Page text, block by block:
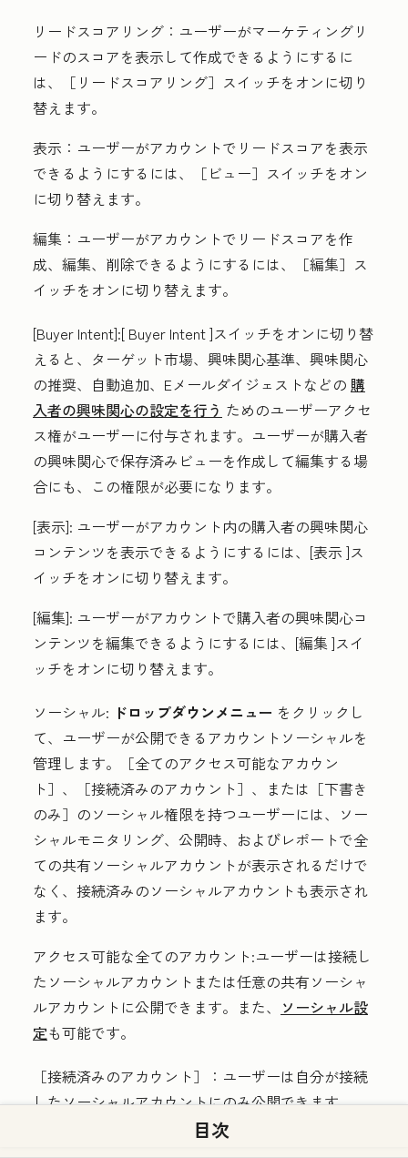
リードスコアリング ：ユーザーがマーケティングリ
ードのスコアを表示して作成できるようにするに
は、［リードスコアリング］ スイッチをオンに切り
替えます。
表示 ：ユーザーがアカウントでリードスコアを表示
できるようにするには、［ビュー］ スイッチをオン
に切り替えます。
編集 ：ユーザーがアカウントでリードスコアを作
成、編集、削除できるようにするには、［編集］ ス
イッチをオンに切り替えます。
[Buyer Intent]:[ Buyer Intent]スイッチをオンに切り替
えると、ターゲット市場、興味関心基準、興味関心
の推奨、自動追加、Eメールダイジェストなどの 購
入者の興味関心の設定を行う ためのユーザーアクセ
ス権がユーザーに付与されます。ユーザーが購入者
の興味関心で保存済みビューを作成して編集する場
合にも、この権限が必要になります。
[表示]: ユーザーがアカウント内の購入者の興味関心
コンテンツを表示できるようにするには、[表示 ]ス
イッチをオンに切り替えます。
[編集]: ユーザーがアカウントで購入者の興味関心コ
ンテンツを編集できるようにするには、[編集]スイ
ッチをオンに切り替えます。
ソーシャル: ドロップダウンメニュー をクリックし
て、ユーザーが公開できるアカウントソーシャルを
管理します。［全てのアクセス可能なアカウン
ト］、［接続済みのアカウント］、または［下書き
のみ］のソーシャル権限を持つユーザーには、ソー
シャルモニタリング、公開時、およびレポートで全
ての共有ソーシャルアカウントが表示されるだけで
なく、接続済みのソーシャルアカウントも表示され
ます。
アクセス可能な全てのアカウント:ユーザーは接続し
たソーシャルアカウントまたは任意の共有ソーシャ
ルアカウントに公開できます。また、 ソーシャル設
定も可能です。
［接続済みのアカウント］： ユーザーは自分が接続
したソーシャルアカウントにのみ公開できます。
Marketing HubEnterprise
目次